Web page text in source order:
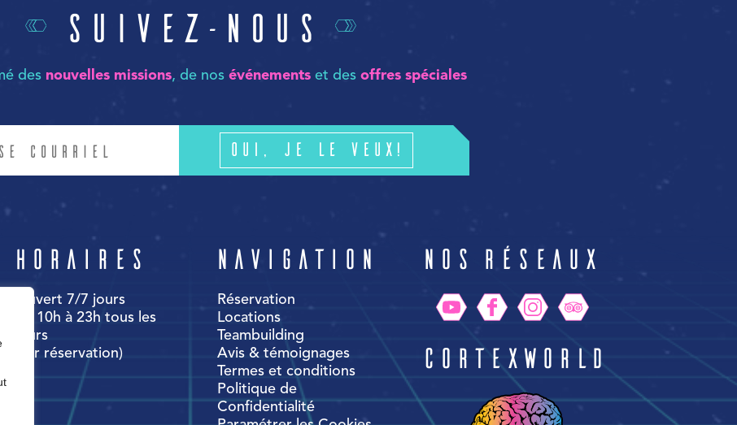
Suivez-nous
des nouvelles missions, de nos événementset des offres spéciales
Oui, je le veux!
Horaires
Ouvert 7/7 jours
de 10h à 23h tous les
jours
(sur réservation)
Navigation
Réservation
Locations
Teambuilding
Avis & témoignages
Termes et conditions
Politique de
Confidentialité
Nos réseaux
CortexWorld